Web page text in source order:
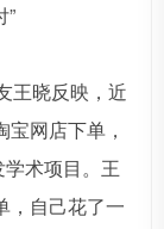
”
王晓反映，近
网店下单，
术项目。王
，自己花了一